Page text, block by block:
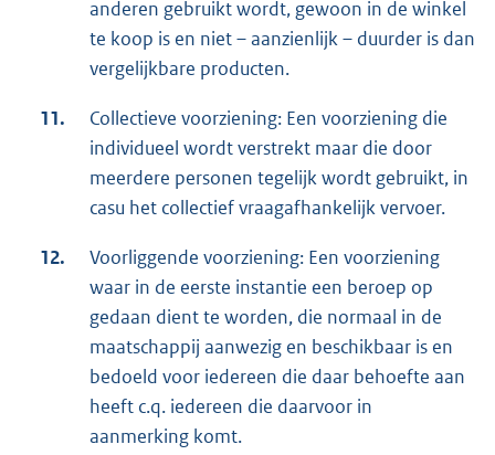
anderen gebruikt wordt, gewoon in de winkel
te koop is en niet – aanzienlijk – duurder is dan
vergelijkbare producten.
11.
Collectieve voorziening: Een voorziening die
individueel wordt verstrekt maar die door
meerdere personen tegelijk wordt gebruikt, in
casu het collectief vraagafhankelijk vervoer.
12.
Voorliggende voorziening: Een voorziening
waar in de eerste instantie een beroep op
gedaan dient te worden, die normaal in de
maatschappij aanwezig en beschikbaar is en
bedoeld voor iedereen die daar behoefte aan
heeft c.q. iedereen die daarvoor in
aanmerking komt.